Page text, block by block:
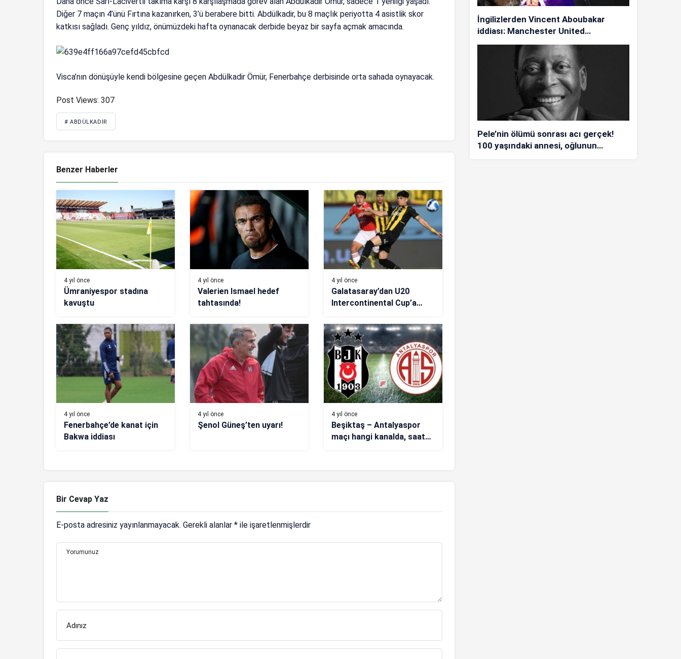
Diğer 7 maçın 4’ünü Fırtına kazanırken, 3’ü berabere bitti. Abdülkadir, bu 8 maçlık periyotta 4 asistlik skor
katkısı sağladı. Genç yıldız, önümüzdeki hafta oynanacak derbide beyaz bir sayfa açmak amacında.
Visca’nın dönüşüyle kendi bölgesine geçen Abdülkadir Ömür, Fenerbahçe derbisinde orta sahada oynayacak.
Post Views: 307
# ABDÜLKADIR
Benzer Haberler
4 yıl önce
Ümraniyespor stadına
kavuştu
4 yıl önce
Valerien Ismael hedef
tahtasında!
4 yıl önce
Galatasaray’dan U20
Intercontinental Cup’a
4 yıl önce
Fenerbahçe’de kanat için
Bakwa iddiası
4 yıl önce
Şenol Güneş’ten uyarı!
4 yıl önce
Beşiktaş – Antalyaspor
maçı hangi kanalda, saat
Bir Cevap Yaz
E-posta adresiniz yayınlanmayacak. Gerekli alanlar * ile işaretlenmişlerdir
Yorumunuz
Adınız
İngilizlerden Vincent Aboubakar
iddiası: Manchester United…
Pele’nin ölümü sonrası acı gerçek!
100 yaşındaki annesi, oğlunun